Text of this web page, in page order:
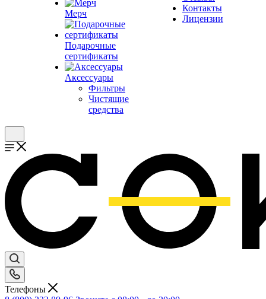
Мерч
Подарочные
сертификаты
Аксессуары
Фильтры
Чистящие
средства
Контакты
Лицензии
Телефоны